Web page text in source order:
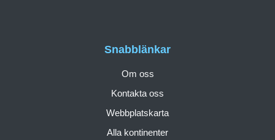
Snabblänkar
Om oss
Kontakta oss
Webbplatskarta
Alla kontinenter